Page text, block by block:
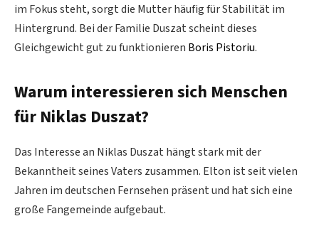
im Fokus steht, sorgt die Mutter häufig für Stabilität im
Hintergrund. Bei der Familie Duszat scheint dieses
Gleichgewicht gut zu funktionieren Boris Pistoriu.
Warum interessieren sich Menschen
für Niklas Duszat?
Das Interesse an Niklas Duszat hängt stark mit der
Bekanntheit seines Vaters zusammen. Elton ist seit vielen
Jahren im deutschen Fernsehen präsent und hat sich eine
große Fangemeinde aufgebaut.